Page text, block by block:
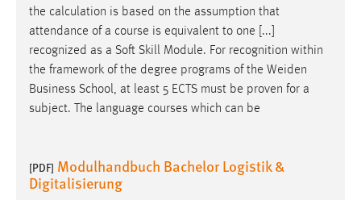
the calculation is based on the assumption that
attendance of a course is equivalent to one [...]
recognized as a Soft Skill Module. For recognition within
the framework of the degree programs of the Weiden
Business School, at least 5 ECTS must be proven for a
subject. The language courses which can be
[PDF] Modulhandbuch Bachelor Logistik &
Digitalisierung